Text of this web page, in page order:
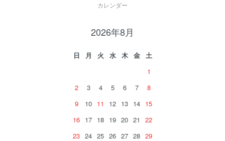
カレンダー
2026年8月
日 月 火 水 木 金
土
1
2
3 4 5 6 7
8
9
10 11 12 13 14 15
16 17 18 19 20 21
22
23 24 25 26 27 28 29